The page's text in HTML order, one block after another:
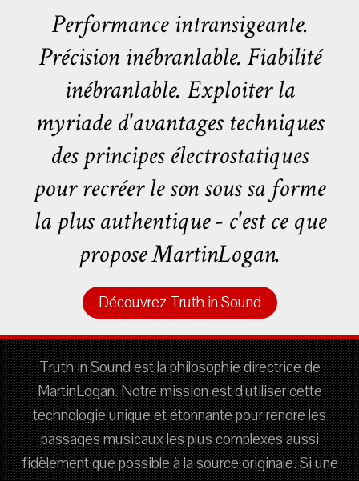
Performance intransigeante.
Précision inébranlable. Fiabilité
inébranlable. Exploiter la
myriade d'avantages techniques
des principes électrostatiques
pour recréer le son sous sa forme
la plus authentique - c'est ce que
propose MartinLogan.
Découvrez Truth in Sound
Truth in Sound est la philosophie directrice de
MartinLogan. Notre mission est d'utiliser cette
technologie unique et étonnante pour rendre les
passages musicaux les plus complexes aussi
fidèlement que possible à la source originale. Si une